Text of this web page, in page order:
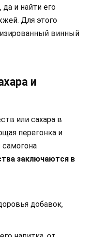
и найти его
Для этого
винный
и
или сахара в
перегонка и
самогона
заключаются в
добавок,